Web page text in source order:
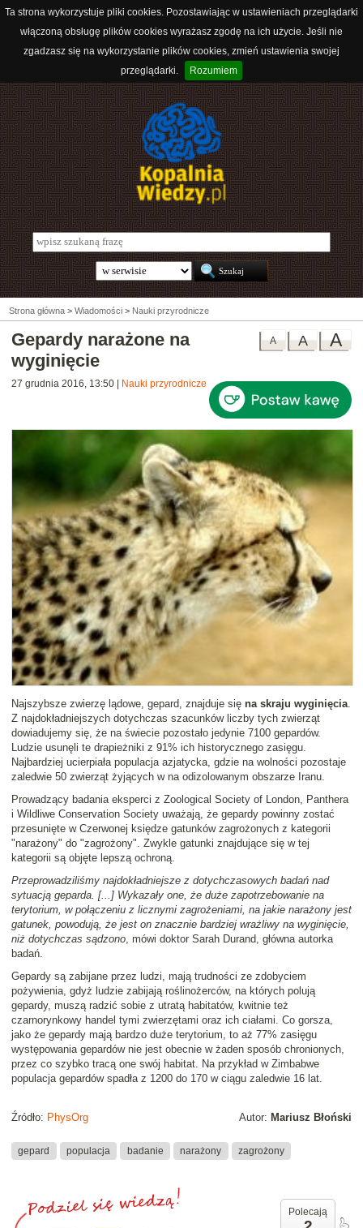
Ta strona wykorzystuje pliki cookies. Pozostawiając w ustawieniach przeglądarki
włączoną obsługę plików cookies wyrażasz zgodę na ich użycie. Jeśli nie
zgadzasz się na wykorzystanie plików cookies, zmień ustawienia swojej
przeglądarki.
Rozumiem
Strona główna > Wiadomości > Nauki przyrodnicze
A
A
A
Gepardy narażone na
wyginięcie
27 grudnia 2016, 13:50 Nauki przyrodnicze
Najszybsze zwierzę lądowe, gepard, znajduje się na skraju wyginięcia.
Z najdokładniejszych dotychczas szacunków liczby tych zwierząt
dowiadujemy się, że na świecie pozostało jedynie 7100 gepardów.
Ludzie usunęli te drapieżniki z 91% ich historycznego zasięgu.
Najbardziej ucierpiała populacja azjatycka, gdzie na wolności pozostaje
zaledwie 50 zwierząt żyjących w na odizolowanym obszarze Iranu.
Prowadzący badania eksperci z Zoological Society of London, Panthera
i Wildliwe Conservation Society uważają, że gepardy powinny zostać
przesunięte w Czerwonej księdze gatunków zagrożonych z kategorii
"narażony" do "zagrożony". Zwykle gatunki znajdujące się w tej
kategorii są objęte lepszą ochroną.
Przeprowadziliśmy najdokładniejsze z dotychczasowych badań nad
sytuacją geparda. [...] Wykazały one, że duże zapotrzebowanie na
terytorium, w połączeniu z licznymi zagrożeniami, na jakie narażony jest
gatunek, powodują, że jest on znacznie bardziej wrażliwy na wyginięcie,
niż dotychczas sądzono, mówi doktor Sarah Durand, główna autorka
badań.
Gepardy są zabijane przez ludzi, mają trudności ze zdobyciem
pożywienia, gdyż ludzie zabijają roślinożerców, na których polują
gepardy, muszą radzić sobie z utratą habitatów, kwitnie też
czarnorynkowy handel tymi zwierzętami oraz ich ciałami. Co gorsza,
jako że gepardy mają bardzo duże terytorium, to aż 77% zasięgu
występowania gepardów nie jest obecnie w żaden sposób chronionych,
przez co szybko tracą one swój habitat. Na przykład w Zimbabwe
populacja gepardów spadła z 1200 do 170 w ciągu zaledwie 16 lat.
Autor: Mariusz Błoński
Źródło: PhysOrg
gepard populacja badanie narażony zagrożony
Polecają